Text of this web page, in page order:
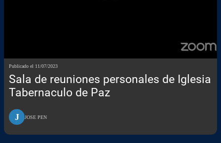
Publicado el 11/07/2023
Sala de reuniones personales de Iglesia
Tabernaculo de Paz
J JOSE PEN